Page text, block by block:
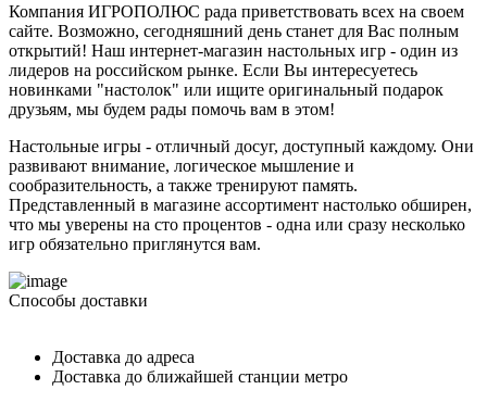
Компания ИГРОПОЛЮС рада приветствовать всех на своем
сайте. Возможно, сегодняшний день станет для Вас полным
открытий! Наш интернет-магазин настольных игр - один из
лидеров на российском рынке. Если Вы интересуетесь
новинками "настолок" или ищите оригинальный подарок
друзьям, мы будем рады помочь вам в этом!
Настольные игры - отличный досуг, доступный каждому. Они
развивают внимание, логическое мышление и
сообразительность, а также тренируют память.
Представленный в магазине ассортимент настолько обширен,
что мы уверены на сто процентов - одна или сразу несколько
игр обязательно приглянутся вам.
Способы доставки
Доставка до адреса
Доставка до ближайшей станции метро